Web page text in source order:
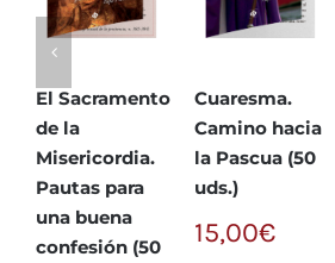
El Sacramento
de la
Misericordia.
Pautas para
una buena
confesión (50
Cuaresma.
Camino hacia
la Pascua (50
uds.)
15,00€